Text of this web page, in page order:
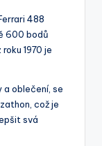
488
600 bodů
1970 je
a oblečení, se
což je
svá